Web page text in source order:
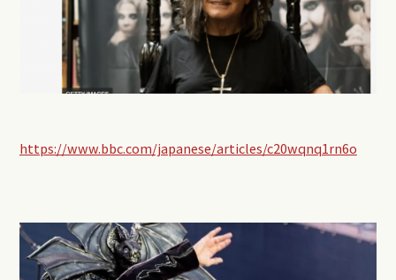
https://www.bbc.com/japanese/articles/c20wqnq1rn6o